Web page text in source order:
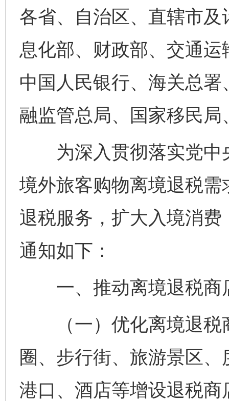
各省、自治区、直辖市
息化部、财政部、交通
中国人民银行、海关总
融监管总局、国家移民局
为深入贯彻落实党中
境外旅客购物离境退税
退税服务，扩大入境消
通知如下：
一、推动离境退税商
（一）优化离境退税
圈、步行街、旅游景区
港口、酒店等增设退税